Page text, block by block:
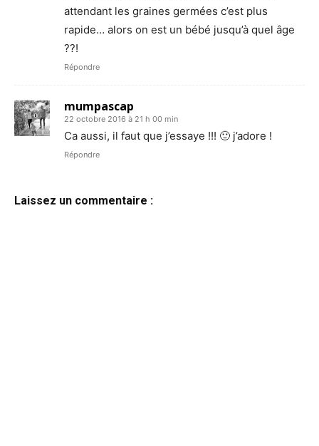
attendant les graines germées c’est plus
rapide… alors on est un bébé jusqu’à quel âge
??!
Répondre
mumpascap
22 octobre 2016 à 21 h 00 min
Ca aussi, il faut que j’essaye !!! 🙂 j’adore !
Répondre
Laissez un commentaire :